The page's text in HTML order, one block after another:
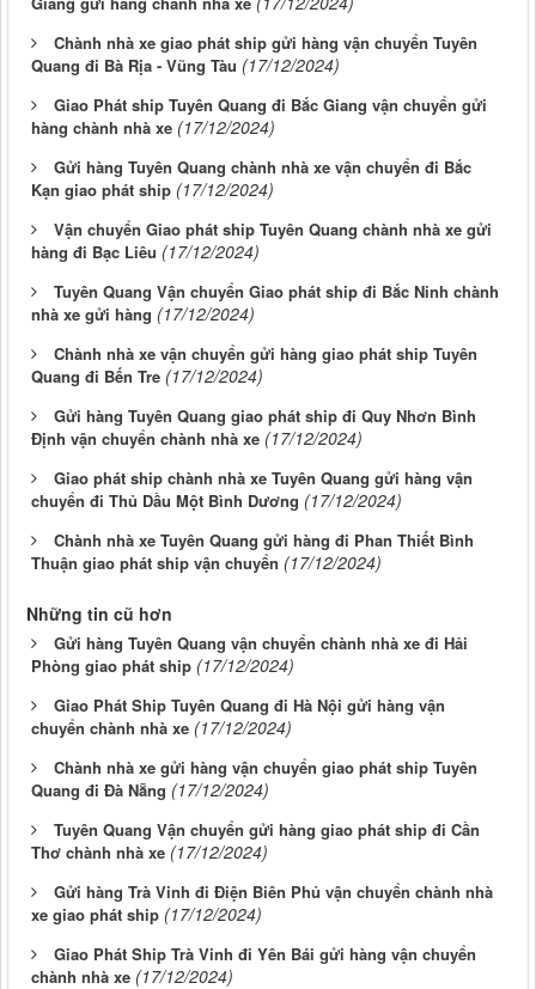
Chành nhà xe giao phát ship gửi hàng vận chuyển Tuyên
Quang đi Bà Rịa - Vũng Tàu (17/12/2024)
Giao Phát ship Tuyên Quang đi Bắc Giang vận chuyển gửi
hàng chành nhà xe (17/12/2024)
Gửi hàng Tuyên Quang chành nhà xe vận chuyển đi Bắc
Kạn giao phát ship (17/12/2024)
Vận chuyển Giao phát ship Tuyên Quang chành nhà xe gửi
hàng đi Bạc Liêu (17/12/2024)
Tuyên Quang Vận chuyển Giao phát ship đi Bắc Ninh chành
nhà xe gửi hàng (17/12/2024)
Chành nhà xe vận chuyển gửi hàng giao phát ship Tuyên
Quang đi Bến Tre (17/12/2024)
Gửi hàng Tuyên Quang giao phát ship đi Quy Nhơn Bình
Định vận chuyển chành nhà xe (17/12/2024)
Giao phát ship chành nhà xe Tuyên Quang gửi hàng vận
chuyển đi Thủ Dầu Một Bình Dương (17/12/2024)
Chành nhà xe Tuyên Quang gửi hàng đi Phan Thiết Bình
Thuận giao phát ship vận chuyển (17/12/2024)
Những tin cũ hơn
Gửi hàng Tuyên Quang vận chuyển chành nhà xe đi Hải
Phòng giao phát ship (17/12/2024)
Giao Phát Ship Tuyên Quang đi Hà Nội gửi hàng vận
chuyển chành nhà xe (17/12/2024)
Chành nhà xe gửi hàng vận chuyển giao phát ship Tuyên
Quang đi Đà Nẵng (17/12/2024)
Tuyên Quang Vận chuyển gửi hàng giao phát ship đi Cần
Thơ chành nhà xe (17/12/2024)
Gửi hàng Trà Vinh đi Điện Biên Phủ vận chuyển chành nhà
xe giao phát ship (17/12/2024)
Giao Phát Ship Trà Vinh đi Yên Bái gửi hàng vận chuyển
chành nhà xe (17/12/2024)